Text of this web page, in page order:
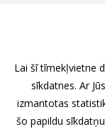
Lai šī tīmekļvietne
sīkdatnes. Ar
izmantotas
šo papildu